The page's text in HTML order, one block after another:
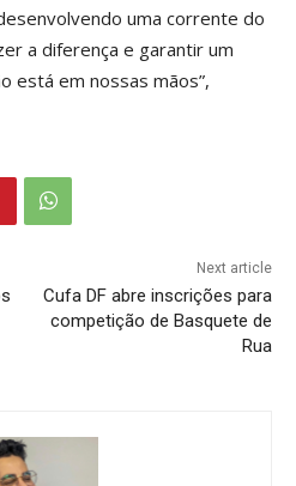
uma corrente do
a diferença e garantir um
está em nossas mãos”,
Next article
Cufa DF abre inscrições para
competição de Basquete de
Rua